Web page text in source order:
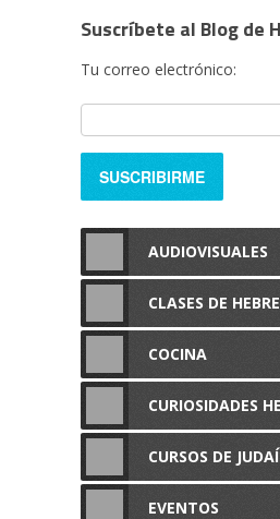
Suscríbete al Blog de
Tu correo electrónico:
AUDIOVISUALES
CLASES DE
COCINA
CURIOSIDADES
CURSOS DE
EVENTOS